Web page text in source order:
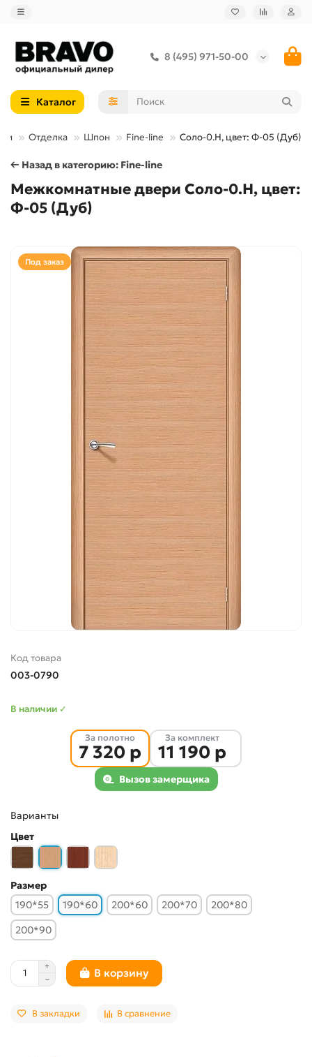
8 (495) 971-50-00
Каталог
Отделка Шпон Fine-line Соло-0.H, цвет: Ф-05 (Дуб)
← Назад в категорию: Fine-line
Межкомнатные двери Соло-0.H, цвет:
Ф-05 (Дуб)
Под заказ
Код товара
003-0790
В наличии ✓
За полотно
7 320 р
За комплект
11 190 р
Вызов замерщика
Варианты
Цвет
Размер
190*55
190*60 200*60 200*70
200*80
200*90
В корзину
В закладки В сравнение